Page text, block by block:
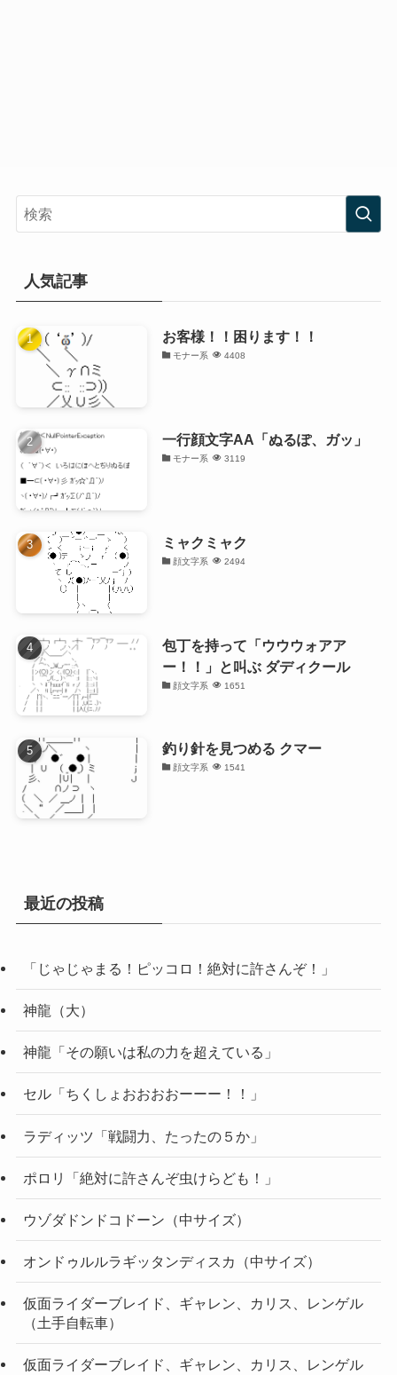
人気記事
お客様！！困ります！！
モナー系 4408
一行顔文字AA「ぬるぽ、ガッ」
モナー系 3119
ミャクミャク
顔文字系 2494
包丁を持って「ウウウォアア
ー！！」と叫ぶ ダディクール
顔文字系 1651
釣り針を見つめる クマー
顔文字系 1541
最近の投稿
「じゃじゃまる！ピッコロ！絶対に許さんぞ！」
神龍（大）
神龍「その願いは私の力を超えている」
セル「ちくしょおおおおーーー！！」
ラディッツ「戦闘力、たったの５か」
ポロリ「絶対に許さんぞ虫けらども！」
ウゾダドンドコドーン（中サイズ）
オンドゥルルラギッタンディスカ（中サイズ）
仮面ライダーブレイド、ギャレン、カリス、レンゲル
（土手自転車）
仮面ライダーブレイド、ギャレン、カリス、レンゲル